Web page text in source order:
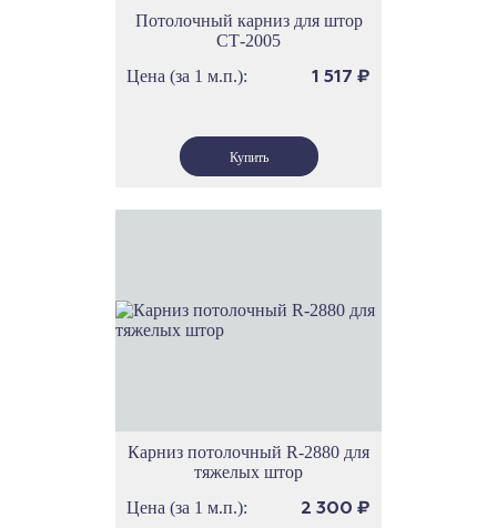
Потолочный карниз для штор
СТ-2005
Цена (за 1 м.п.):
1 517 ₽
Карниз потолочный R-2880 для
тяжелых штор
Цена (за 1 м.п.):
2 300 ₽